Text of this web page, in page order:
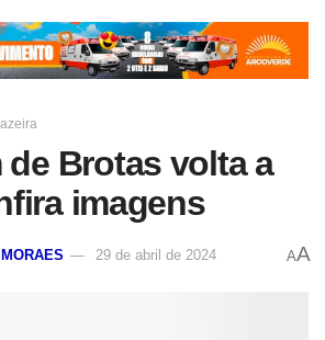
de Brotas volta a
imagens
29 de abril de 2024 AA